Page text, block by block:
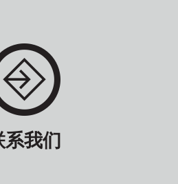
系我们